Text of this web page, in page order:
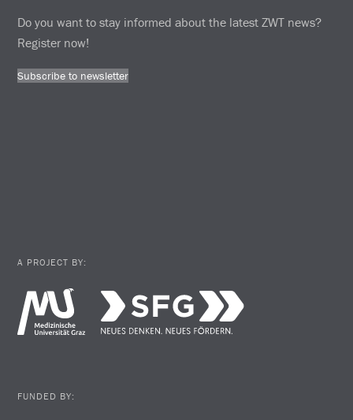
Do you want to stay informed about the latest ZWT news?
Register now!
Subscribe to newsletter
A PROJECT BY:
FUNDED BY: